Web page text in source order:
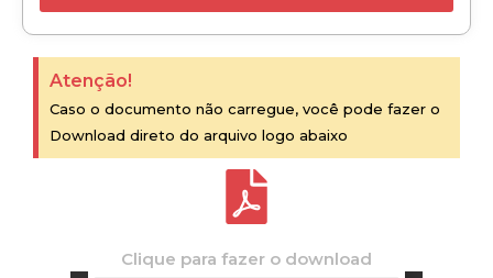
Atenção!
Caso o documento não carregue, você pode fazer o
Download direto do arquivo logo abaixo
Clique para fazer o download